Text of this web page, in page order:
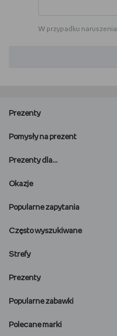
W przypadku naruszenia
Prezenty
Pomysły na prezent
Prezenty dla…
Okazje
Popularne zapytania
Często wyszukiwane
Strefy
Prezenty
Popularne zabawki
Polecane marki